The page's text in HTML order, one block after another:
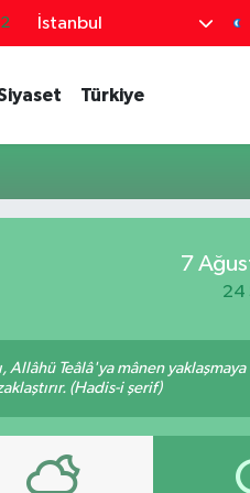
İstanbul
Türkiye
7
24
Allâhü Teâlâ'ya mânen
(Hadis-i şerif)